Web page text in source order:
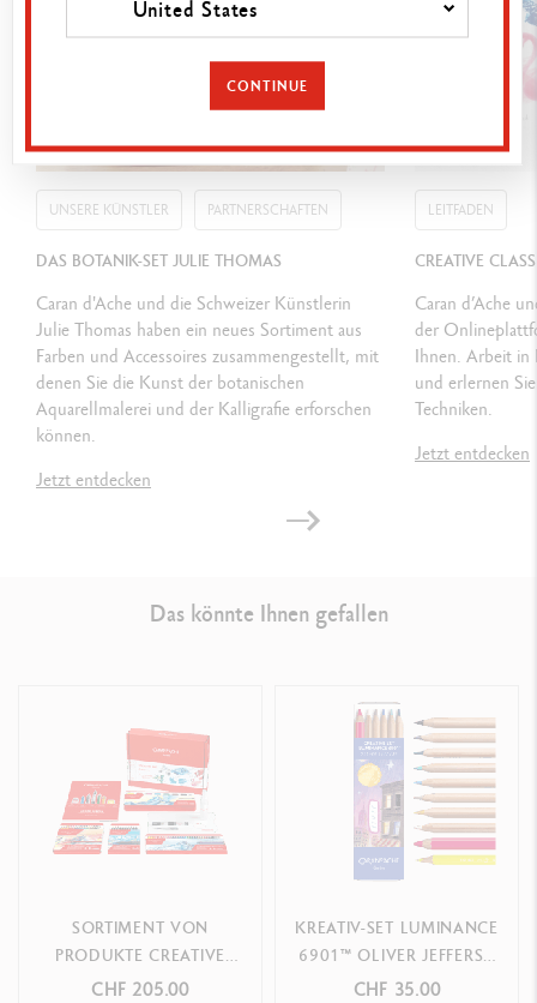
Ref. 3000.123
UNSERE KÜNSTLER PARTNERSCHAFTEN
DAS BOTANIK-SET JULIE THOMAS
Caran d'Ache und die Schweizer Künstlerin
Julie Thomas haben ein neues Sortiment aus
Farben und Accessoires zusammengestellt, mit
denen Sie die Kunst der botanischen
Aquarellmalerei und der Kalligrafie erforschen
können.
Jetzt entdecken
LEITFADEN
CREATIVE
Caran d’Ache
der
Ihnen. Arbeit in
und erlernen
Techniken.
Jetzt entdecken
Das könnte Ihnen gefallen
SORTIMENT VON
PRODUKTE CREATIVE
BOX + 3 ONLINE-
CHF 205.00
KREATIV-SET LUMINANCE
6901™ OLIVER JEFFERS -
SONDEREDITION
CHF 35.00
United States
CONTINUE